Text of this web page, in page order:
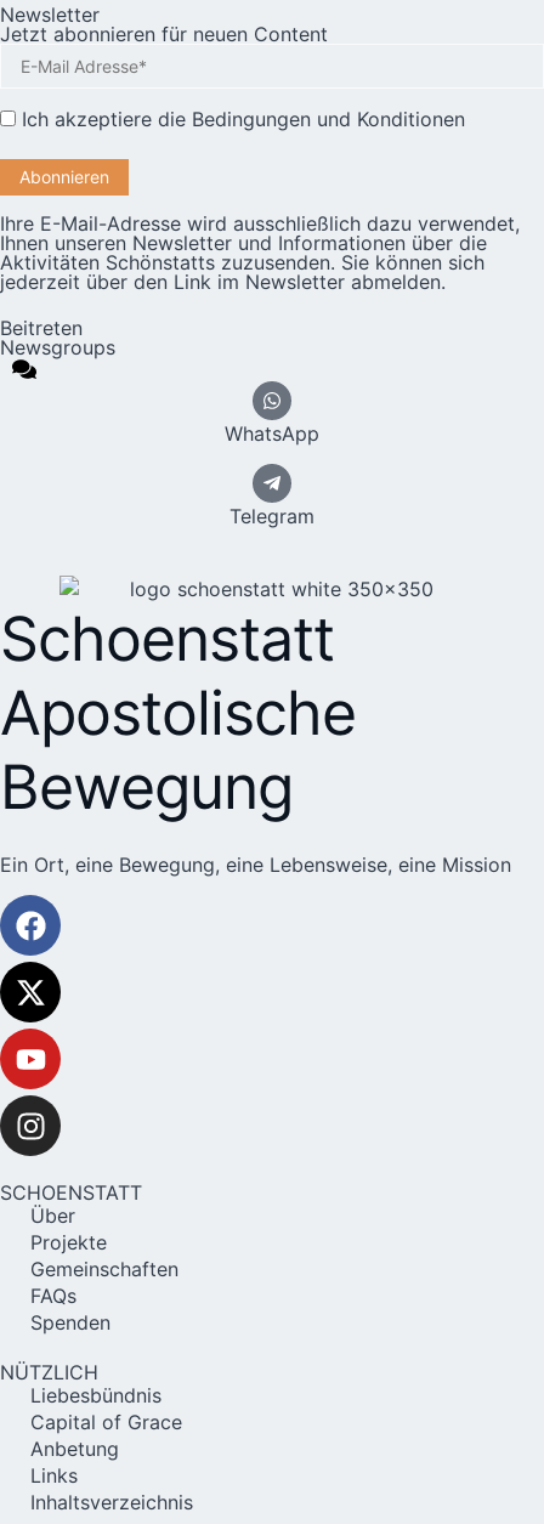
Newsletter
Jetzt abonnieren für neuen Content
Ich akzeptiere die Bedingungen und Konditionen
Ihre E-Mail-Adresse wird ausschließlich dazu verwendet,
Ihnen unseren Newsletter und Informationen über die
Aktivitäten Schönstatts zuzusenden. Sie können sich
jederzeit über den Link im Newsletter abmelden.
Beitreten
Newsgroups
WhatsApp
Telegram
Schoenstatt
Apostolische
Bewegung
Ein Ort, eine Bewegung, eine Lebensweise, eine Mission
SCHOENSTATT
Über
Projekte
Gemeinschaften
FAQs
Spenden
NÜTZLICH
Liebesbündnis
Capital of Grace
Anbetung
Links
Inhaltsverzeichnis